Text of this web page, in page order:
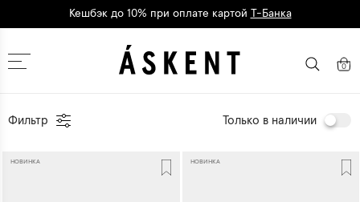
Кешбэк до 10% при оплате картой Т-Банка
Москва 0
Только в наличии
Фильтр
НОВИНКА НОВИНКА